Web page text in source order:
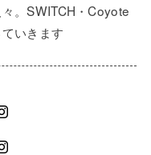
。SWITCH・Coyote
いきます